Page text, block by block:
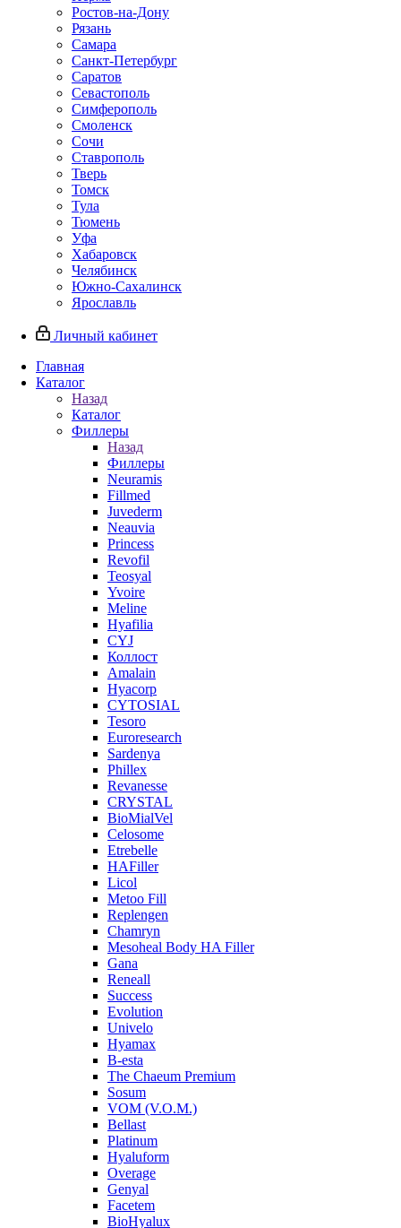
Ростов-на-Дону
Рязань
Самара
Санкт-Петербург
Саратов
Севастополь
Симферополь
Смоленск
Сочи
Ставрополь
Тверь
Томск
Тула
Тюмень
Уфа
Хабаровск
Челябинск
Южно-Сахалинск
Ярославль
Личный кабинет
Главная
Каталог
Назад
Каталог
Филлеры
Назад
Филлеры
Neuramis
Fillmed
Juvederm
Neauvia
Princess
Revofil
Teosyal
Yvoire
Meline
Hyafilia
CYJ
Коллост
Amalain
Hyacorp
CYTOSIAL
Tesoro
Euroresearch
Sardenya
Phillex
Revanesse
CRYSTAL
BioMialVel
Celosome
Etrebelle
HAFiller
Licol
Metoo Fill
Replengen
Chamryn
Mesoheal Body HA Filler
Gana
Reneall
Success
Evolution
Univelo
Hyamax
B-esta
The Chaeum Premium
Sosum
VOM (V.O.M.)
Bellast
Platinum
Hyaluform
Overage
Genyal
Facetem
BioHyalux